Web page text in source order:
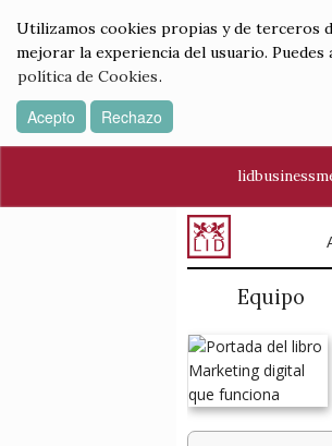
Utilizamos cookies propias y de terceros
mejorar la experiencia del usuario.
política de Cookies.
Acepto Rechazo
Equipo